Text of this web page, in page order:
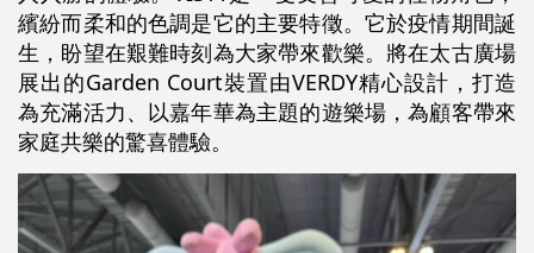
繽紛而柔和的色調是它的主要特徵。它於疫情期間誕
生，盼望在艱難時刻為大家帶來歡樂。將在太古廣場
展出的Garden Court裝置由VERDY精心設計，打造
為充滿活力、以嘉年華為主題的遊樂場，為顧客帶來
家庭共樂的驚喜體驗。